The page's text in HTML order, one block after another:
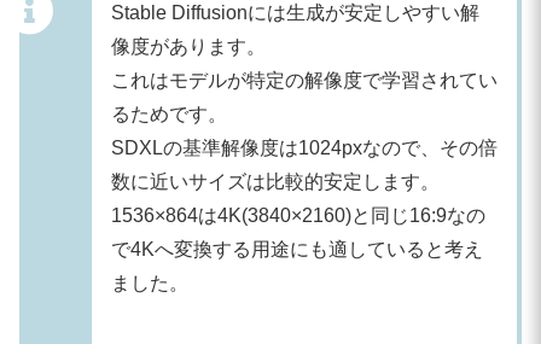
image_4K.save("sdxl_4K_resize.png"
print( "saved: sdxl_4K_resize.png")
print( f"seed:
print(f"time: {elapsed: .2 sec"
Stable Diffusionには生成が安定しやすい解
像度があります。
これはモデルが特定の解像度で学習されてい
るためです。
SDXLの基準解像度は1024pxなので、その倍
数に近いサイズは比較的安定します。
1536×864は4K(3840×2160)と同じ16:9なの
で4Kへ変換する用途にも適していると考え
ました。